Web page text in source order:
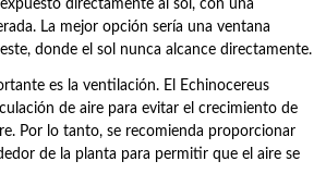
directamente al sol, con una
La mejor opción sería una ventana
donde el sol nunca alcance directamente.
es la ventilación. El Echinocereus
de aire para evitar el crecimiento de
Por lo tanto, se recomienda proporcionar
de la planta para permitir que el aire se